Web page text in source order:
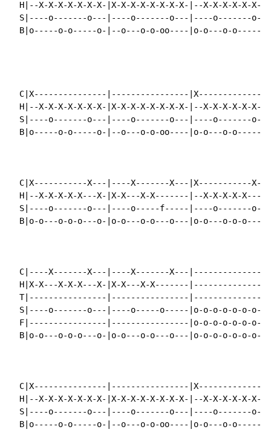
H|--X-X-X-X-X-X-X-|X-X-X-X-X-X-X-X-|--X-X-X-X-X-X-
S|----o-------o---|----o-------o---|----o-------
B|o-----o-o-----o-|--o---o-o-oo----|o-o---o-o-----
C|X---------------|----------------
H|--X-X-X-X-X-X-X-|X-X-X-X-X-X-X-X-|--X-X-X-X-X-X-
S|----o-------o---|----o-------o---|----o-------
B|o-----o-o-----o-|--o---o-o-oo----|o-o---o-o-----
C|X-----------X---|----X-------X---|X-----------
H|--X-X-X-X-X---X-|X-X---X-X-------|--X-X-X-X-X---
S|----o-------o---|----o-----f-----|----o-------
B|o-o---o-o-o---o-|o-o---o-o---o---|o-o---o-o-o---
C|----X-------X---|----X-------X---
H|X-X---X-X-X---X-|X-X---X-X-------
T|----------------|----------------
S|----o-------o---|----o-----o-----|o-o-o-o-o-o-o-
F|----------------|----------------|o-o-o-o-o-o-o-
B|o-o---o-o-o---o-|o-o---o-o---o---|o-o-o-o-o-o-o-
C|X---------------|----------------
H|--X-X-X-X-X-X-X-|X-X-X-X-X-X-X-X-|--X-X-X-X-X-X-
S|----o-------o---|----o-------o---|----o-------
B|o-----o-o-----o-|--o---o-o-oo----|o-o---o-o-----